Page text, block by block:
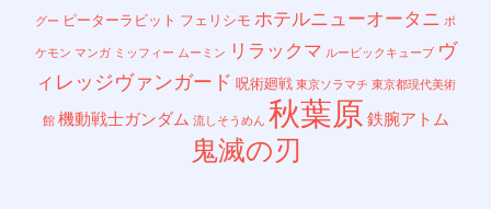
グー ピーターラビット フェリシモ ホテルニューオータニ ポ
ケモン マンガ ミッフィー ムーミン リラックマ ルービックキューブ ヴ
ィレッジヴァンガード 呪術廻戦 東京ソラマチ 東京都現代美術
館 機動戦士ガンダム 流しそうめん 秋葉原 鉄腕アトム
鬼滅の刃